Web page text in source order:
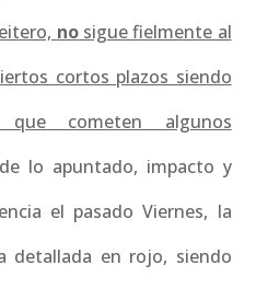
nosigue fielmente al
cortos plazos siendo
cometen algunos
lo apuntado, impacto y
el pasado Viernes, la
detallada en rojo, siendo